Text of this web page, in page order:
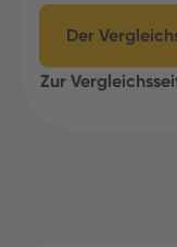
Der
Zur